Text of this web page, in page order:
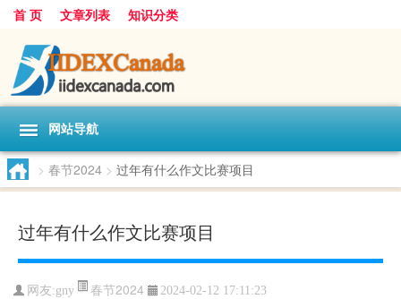
首 页 文章列表 知识分类
网站导航
> 春节2024 > 过年有什么作文比赛项目
过年有什么作文比赛项目
网友:gny 春节2024 2024-02-12 17:11:23